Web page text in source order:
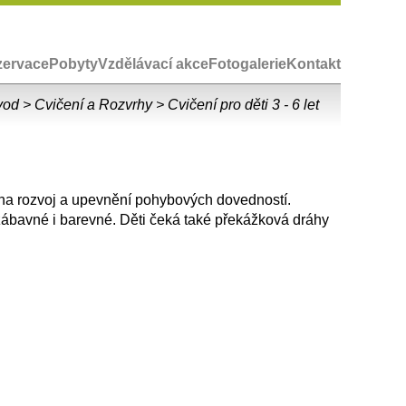
PobytyVzdělávací akceFotogalerieKontakt
> Cvičení a Rozvrhy> Cvičení pro děti 3 - 6 let
rozvoj a upevnění pohybových dovedností.
i barevné. Děti čeká také překážková dráhy